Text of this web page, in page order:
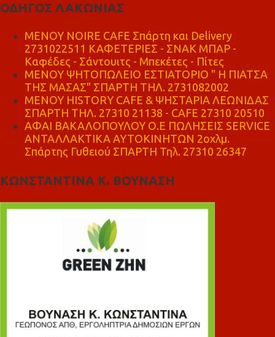
ΟΔΗΓΟΣ ΛΑΚΩΝΙΑΣ
MENOY NOIRE CAFE Σπάρτη και Delivery
2731022511 ΚΑΦΕΤΕΡΙΕΣ - ΣΝΑΚ ΜΠΑΡ -
Καφέδες - Σάντουιτς - Μπεκέτες - Πίτες
ΜΕΝΟΥ ΨΗΤΟΠΩΛΕΙΟ ΕΣΤΙΑΤΟΡΙΟ " Η ΠΙΑΤΣΑ
ΤΗΣ ΜΑΣΑΣ" ΣΠΑΡΤΗ ΤΗΛ. 2731082002
ΜΕΝΟΥ HISTORY CAFE & ΨΗΣΤΑΡΙΑ ΛΕΩΝΙΔΑΣ
ΣΠΑΡΤΗ ΤΗΛ. 27310 21138 - CAFE 27310 20510
ΑΦΑΙ ΒΑΚΑΛΟΠΟΥΛΟΥ Ο.Ε ΠΩΛΗΣΕΙΣ SERVICE
ΑΝΤΑΛΛΑΚΤΙΚΑ ΑΥΤΟΚΙΝΗΤΩΝ 2οχλμ.
Σπάρτης Γυθειού ΣΠΑΡΤΗ Τηλ. 27310 26347
ΚΩΝΣΤΑΝΤΙΝΑ Κ. ΒΟΥΝΑΣΗ